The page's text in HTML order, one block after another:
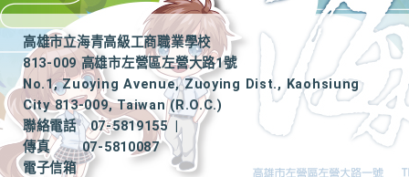
高雄市立海青高級工商職業學校
813-009 高雄市左營區左營大路1號
No.1, Zuoying Avenue, Zuoying Dist., Kaohsiung
City 813-009, Taiwan (R.O.C.)
聯絡電話
07-5819155
|
傳真
07-5810087
電子信箱